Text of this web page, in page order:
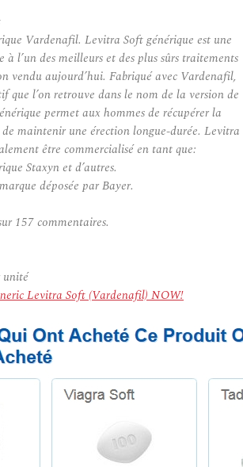
Vardenafil. Levitra Soft générique est une
l’un des meilleurs et des plus sûrs traitements
vendu aujourd’hui. Fabriqué avec Vardenafil,
que l’on retrouve dans le nom de la version de
permet aux hommes de récupérer la
maintenir une érection longue-durée. Levitra
être commercialisé en tant que:
Staxyn et d’autres.
déposée par Bayer.
157commentaires.
unité
Levitra Soft (Vardenafil) NOW!